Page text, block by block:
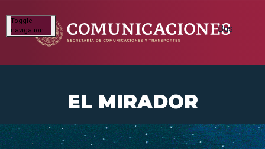
Toggle
navigation
EL MIRADOR